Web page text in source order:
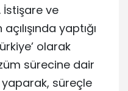
İstişare ve
yaptığı
olarak
sürecine dair
süreçle